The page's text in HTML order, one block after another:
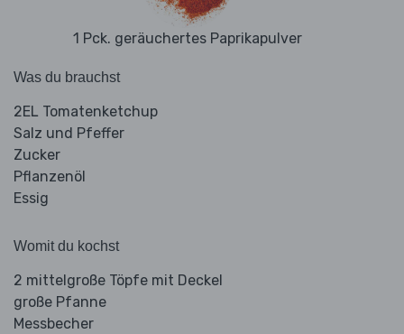
1 Pck. geräuchertes Paprikapulver
Was du brauchst
2EL Tomatenketchup
Salz und Pfeffer
Zucker
Pflanzenöl
Essig
Womit du kochst
2 mittelgroße Töpfe mit Deckel
große Pfanne
Messbecher